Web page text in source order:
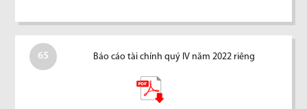
65 Báo cáo tài chính quý IV năm 2022 riêng